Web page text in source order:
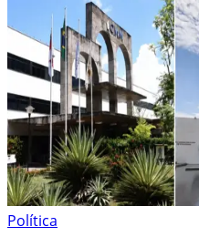
Política